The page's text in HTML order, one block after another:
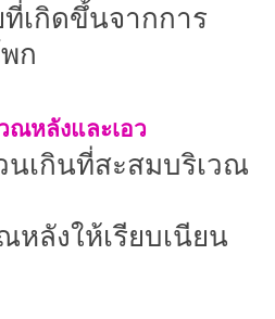
เกิดขึ้นจากการ
ก
ณหลังและเอว
นเกินที่สะสมบริเวณ
หลังให้เรียบเนียน